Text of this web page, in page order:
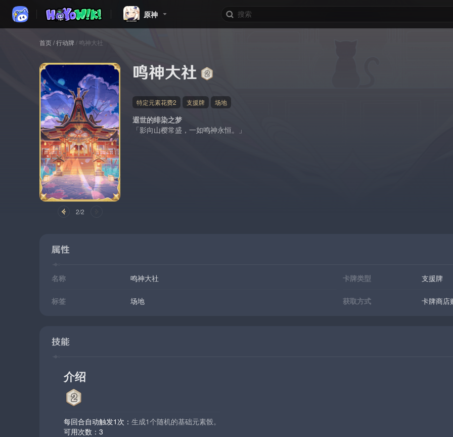
原神
首页/行动牌/ 鸣神大社
2/2
鸣神大社
特定元素花费2 支援牌 场地
遐世的绯染之梦
「影向山樱常盛，一如鸣神永恒。」
属性
名称 鸣神大社 卡牌类型 支援牌
标签 场地 获取方式 卡牌商店
技能
介绍
每回合自动触发1次： 生成1个随机的基础元素骰。
可用次数：3